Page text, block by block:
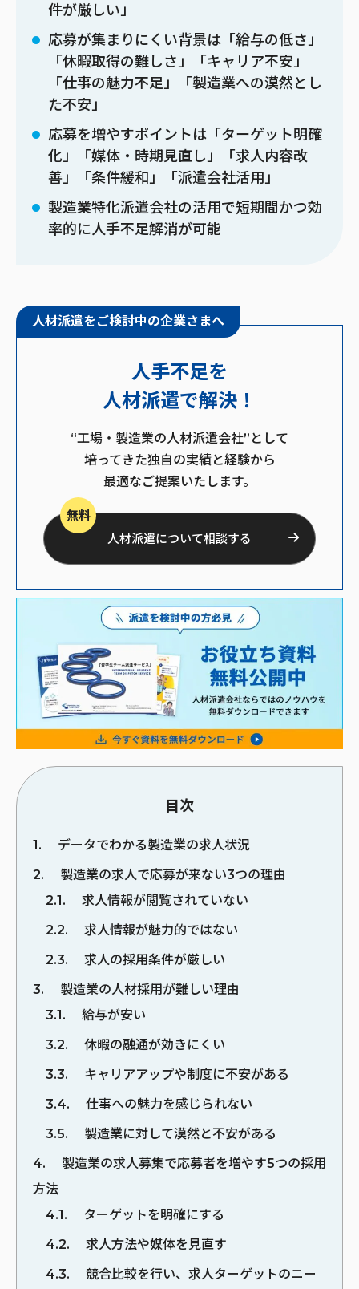
件が厳しい」
応募が集まりにくい背景は「給与の低さ」
「休暇取得の難しさ」「キャリア不安」
「仕事の魅力不足」「製造業への漠然とし
た不安」
応募を増やすポイントは「ターゲット明確
化」「媒体・時期見直し」「求人内容改
善」「条件緩和」「派遣会社活用」
製造業特化派遣会社の活用で短期間かつ効
率的に人手不足解消が可能
人材派遣をご検討中の企業さまへ
人手不足を
人材派遣で解決！
“工場・製造業の人材派遣会社”として
培ってきた独自の実績と経験から
最適なご提案いたします。
無料
人材派遣について相談する
目次
1
データでわかる製造業の求人状況
2
製造業の求人で応募が来ない3つの理由
2.1
求人情報が閲覧されていない
2.2
求人情報が魅力的ではない
2.3
求人の採用条件が厳しい
3
製造業の人材採用が難しい理由
3.1
給与が安い
3.2
休暇の融通が効きにくい
3.3
キャリアアップや制度に不安がある
3.4
仕事への魅力を感じられない
3.5
製造業に対して漠然と不安がある
4
製造業の求人募集で応募者を増やす5つの採用
方法
4.1
ターゲットを明確にする
4.2
求人方法や媒体を見直す
4.3
競合比較を行い、求人ターゲットのニー